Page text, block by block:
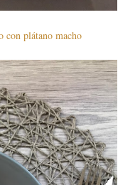
con plátano macho